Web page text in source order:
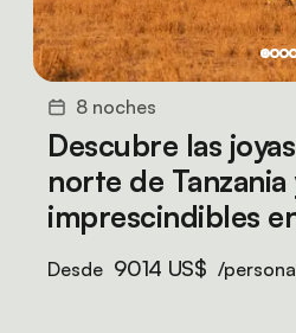
8 noches
Descubre las
norte de
imprescindibles
Desde 9014 US$ /persona